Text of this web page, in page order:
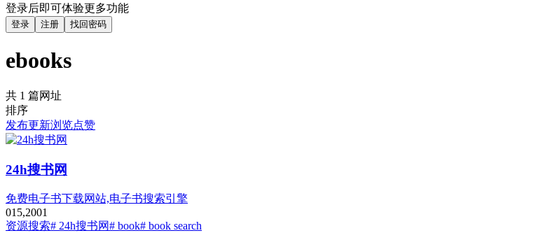
登录后即可体验更多功能
登录 注册 找回密码
ebooks
共 1 篇网址
排序
发布更新浏览点赞
24h搜书网
免费电子书下载网站,电子书搜索引擎
015,2001
资源搜索# 24h搜书网# book# book search